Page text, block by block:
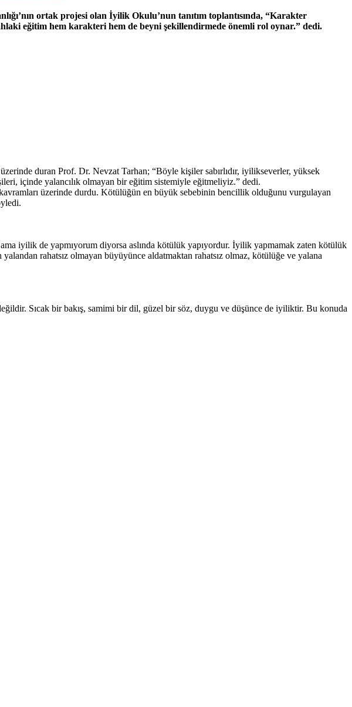
ortak projesi olan İyilik Okulu’nun tanıtım toplantısında, “Karakter
eğitim hem karakteri hem de beyni şekillendirmede önemli rol oynar.” dedi.
duran Prof. Dr. Nevzat Tarhan; “Böyle kişiler sabırlıdır, iyilikseverler, yüksek
içinde yalancılık olmayan bir eğitim sistemiyle eğitmeliyiz.” dedi.
üzerinde durdu. Kötülüğün en büyük sebebinin bencillik olduğunu vurgulayan
iyilik de yapmıyorum diyorsa aslında kötülük yapıyordur. İyilik yapmamak zaten kötülük
rahatsız olmayan büyüyünce aldatmaktan rahatsız olmaz, kötülüğe ve yalana
Sıcak bir bakış, samimi bir dil, güzel bir söz, duygu ve düşünce de iyiliktir. Bu konuda